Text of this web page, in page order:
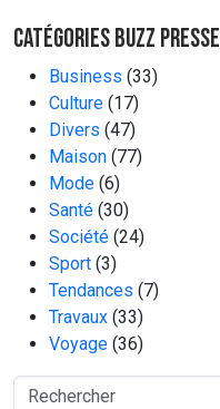
Catégories Buzz Presse
Business (33)
Culture (17)
Divers (47)
Maison (77)
Mode (6)
Santé (30)
Société (24)
Sport (3)
Tendances (7)
Travaux (33)
Voyage (36)